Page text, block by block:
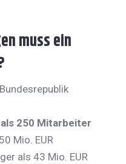
muss ein
250 Mitarbeiter
Mio. EUR
als 43 Mio. EUR